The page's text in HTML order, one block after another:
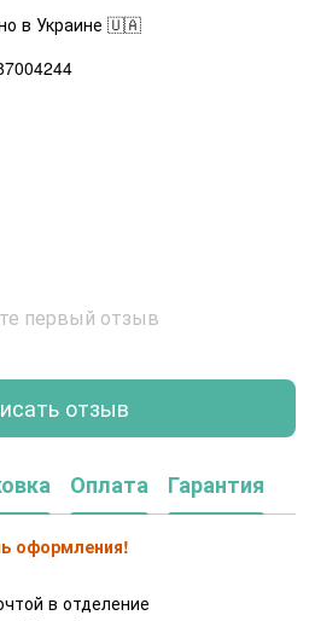
в Украине 🇺🇦
первый отзыв
отзыв
Оплата Гарантия
оформления!
в отделение